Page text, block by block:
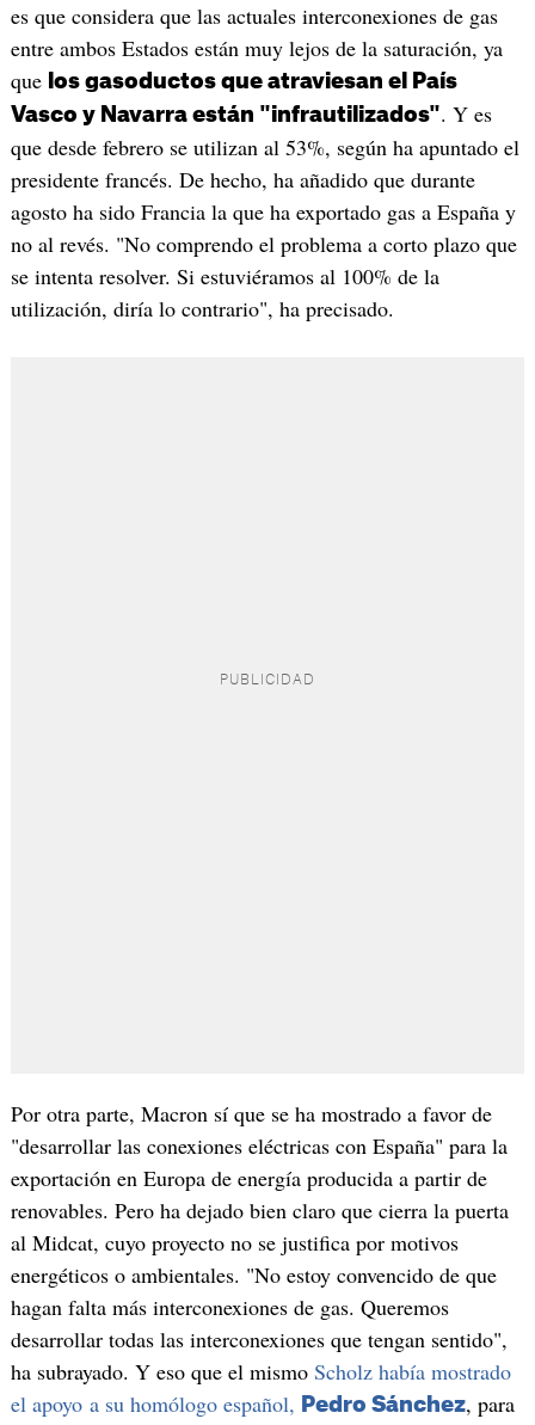
es que considera que las actuales interconexiones de gas
entre ambos Estados están muy lejos de la saturación, ya
que los gasoductos que atraviesan el País
Vasco y Navarra están "infrautilizados". Y es
que desde febrero se utilizan al 53%, según ha apuntado el
presidente francés. De hecho, ha añadido que durante
agosto ha sido Francia la que ha exportado gas a España y
no al revés. "No comprendo el problema a corto plazo que
se intenta resolver. Si estuviéramos al 100% de la
utilización, diría lo contrario", ha precisado.
Por otra parte, Macron sí que se ha mostrado a favor de
"desarrollar las conexiones eléctricas con España" para la
exportación en Europa de energía producida a partir de
renovables. Pero ha dejado bien claro que cierra la puerta
al Midcat, cuyo proyecto no se justifica por motivos
energéticos o ambientales. "No estoy convencido de que
hagan falta más interconexiones de gas. Queremos
desarrollar todas las interconexiones que tengan sentido",
ha subrayado. Y eso que el mismo Scholz había mostrado
el apoyo a su homólogo español, Pedro Sánchez, para